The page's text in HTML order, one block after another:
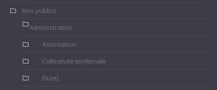
Nos publics
Administration
Association
Collectivité territoriale
Élu(e)